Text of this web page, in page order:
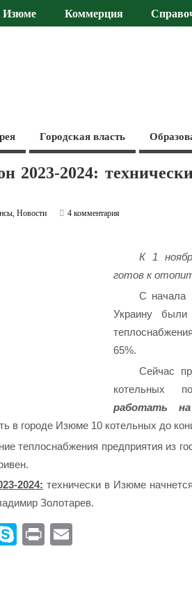
Коммерция
Городская власть
2023-2024:
,Новости
4 комментария
К 1
готов к
С начала
Украину
65%.
Сейчас
котельных
работать
в городе Изюме 10 котельных до
теплоснабжения предприятия из
2024: технически в Изюме
Золотарев.
S
Pr